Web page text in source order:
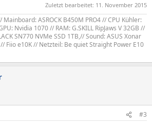
Zuletzt bearbeitet: 11. November 2015
Mainboard: ASROCK B450M PRO4 // CPU Kühler:
Nvidia 1070 // RAM: G.SKILL RipJaws V 32GB //
SN770 NVMe SSD 1TB,// Sound: ASUS Xonar
Fiio e10K // Netzteil: Be quiet Straight Power E10
#3